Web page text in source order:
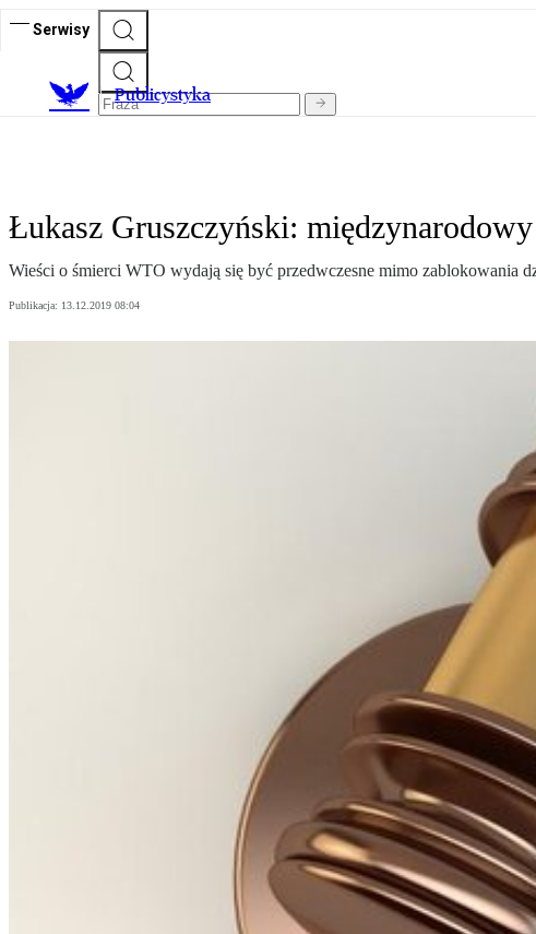
Serwisy
Publicystyka
Łukasz Gruszczyński:
Wieści o śmierci WTO wydają się być przedwczesne mimo zablokowania
Publikacja: 13.12.2019 08:04